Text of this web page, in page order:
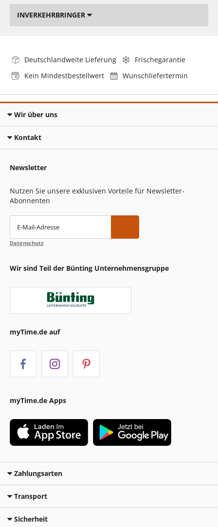
INVERKEHRBRINGER
Deutschlandweite Lieferung
Frischegarantie
Kein Mindestbestellwert
Wunschliefertermin
Wir über uns
Kontakt
Newsletter
Nutzen Sie unsere exklusiven Vorteile für Newsletter-
Abonnenten
E-Mail-Adresse
Datenschutz
Wir sind Teil der Bünting Unternehmensgruppe
myTime.de auf
myTime.de Apps
Zahlungsarten
Transport
Sicherheit